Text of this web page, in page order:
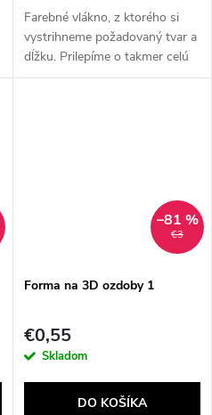
Farebné vlákno, z ktorého si
vystrihneme požadovaný tvar a
dĺžku. Prilepíme o takmer celú
plochu prirodzeného nechta.
€3
–81 %
Forma na 3D ozdoby 1
€0,55
Skladom
DO KOŠÍKA